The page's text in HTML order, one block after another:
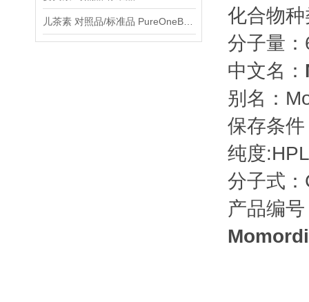
化合物
分子量
中文名：
别名：
保存条
纯度
分子式
产品编